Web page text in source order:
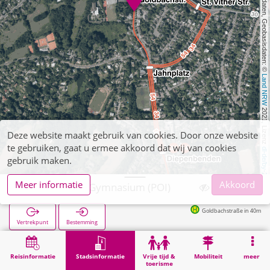
, Kartendaten, Geobasisdaten: ©
Land NRW
2021, Lizenz
dl-de/by-2-0
Reisinformatie Stadsinformatie
Vrije tijd &
toerisme
Mobiliteit meer
Aachen, Pius-Gymnasium (POI)
Vertrekpunt Bestemming
Goldbachstraße in 40m
Stadsinformatie Opleiding Aachen, Pius-Gymnasium (POI)
Deze website maakt gebruik van cookies. Door onze website
te gebruiken, gaat u ermee akkoord dat wij van cookies
gebruik maken.
Meer informatie
Akkoord